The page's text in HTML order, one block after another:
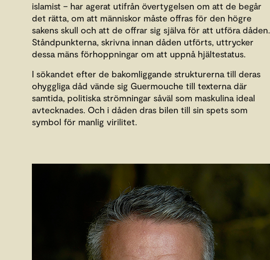
islamist – har agerat utifrån övertygelsen om att de begår
det rätta, om att människor måste offras för den högre
sakens skull och att de offrar sig själva för att utföra dåden.
Ståndpunkterna, skrivna innan dåden utförts, uttrycker
dessa mäns förhoppningar om att uppnå hjältestatus.
I sökandet efter de bakomliggande strukturerna till deras
ohyggliga dåd vände sig Guermouche till texterna där
samtida, politiska strömningar såväl som maskulina ideal
avtecknades. Och i dåden dras bilen till sin spets som
symbol för manlig virilitet.